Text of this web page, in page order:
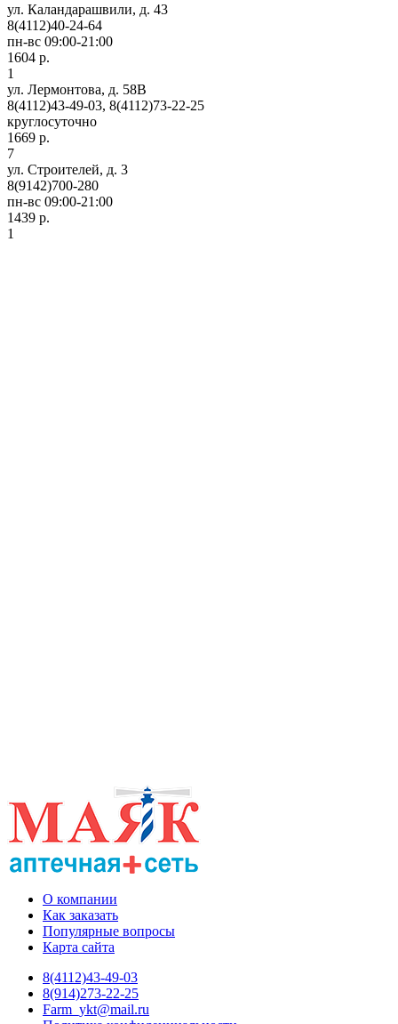
ул. Каландарашвили, д. 43
8(4112)40-24-64
пн-вс 09:00-21:00
1604 р.
1
ул. Лермонтова, д. 58В
8(4112)43-49-03, 8(4112)73-22-25
круглосуточно
1669 р.
7
ул. Строителей, д. 3
8(9142)700-280
пн-вс 09:00-21:00
1439 р.
1
О компании
Как заказать
Популярные вопросы
Карта сайта
8(4112)43-49-03
8(914)273-22-25
Farm_ykt@mail.ru